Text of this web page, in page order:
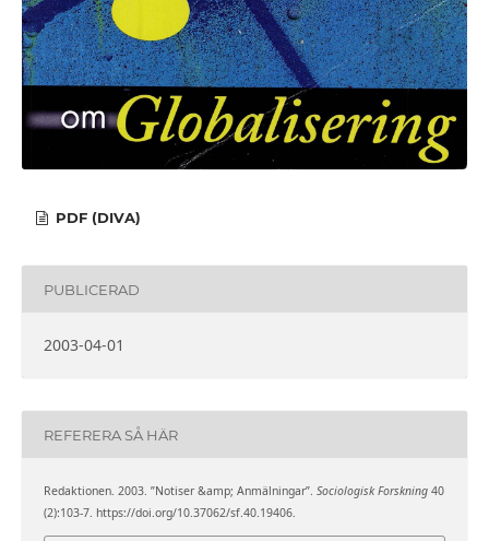
PDF (DIVA)
PUBLICERAD
2003-04-01
REFERERA SÅ HÄR
Redaktionen. 2003. ”Notiser &amp; Anmälningar”. Sociologisk Forskning40
(2):103-7. https://doi.org/10.37062/sf.40.19406.